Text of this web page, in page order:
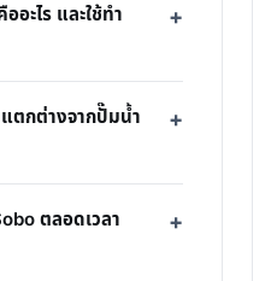
อะไร และใช้ทำ
ตกต่างจากปั๊มน้ำ
ตลอดเวลา